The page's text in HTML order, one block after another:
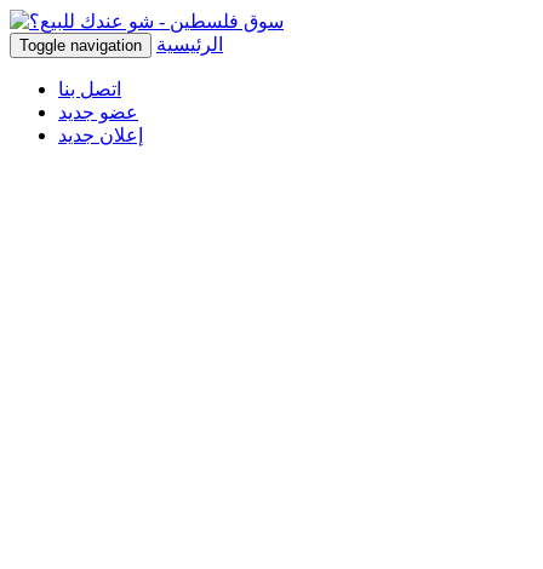
Toggle navigation الرئيسية
اتصل بنا
عضو جديد
إعلان جديد